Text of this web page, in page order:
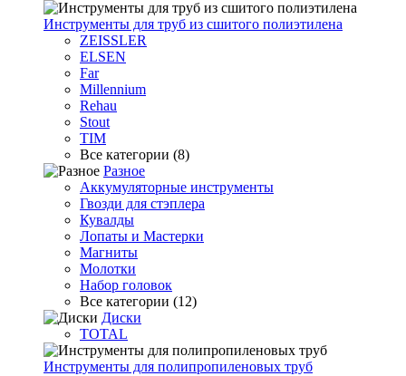
Инструменты для труб из сшитого полиэтилена
ZEISSLER
ELSEN
Far
Millennium
Rehau
Stout
TIM
Все категории (8)
Разное
Аккумуляторные инструменты
Гвозди для стэплера
Кувалды
Лопаты и Мастерки
Магниты
Молотки
Набор головок
Все категории (12)
Диски
TOTAL
Инструменты для полипропиленовых труб